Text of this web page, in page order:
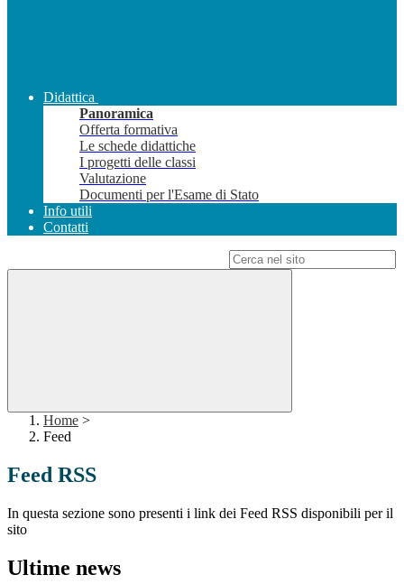
Didattica
Panoramica
Offerta formativa
Le schede didattiche
I progetti delle classi
Valutazione
Documenti per l'Esame di Stato
Info utili
Contatti
Home >
Feed
Feed RSS
In questa sezione sono presenti i link dei Feed RSS disponibili per il
sito
Ultime news